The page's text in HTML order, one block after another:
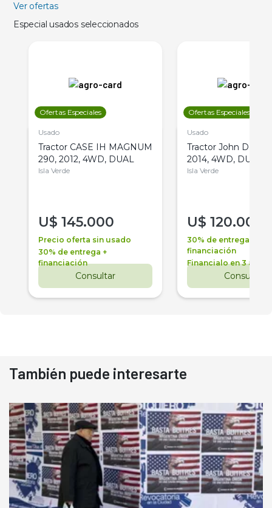
Ver ofertas
Especial usados seleccionados
Ofertas Especiales
Usado
Tractor CASE IH MAGNUM
290, 2012, 4WD, DUAL
Isla Verde
U$ 145.000
Precio oferta sin usado
30% de entrega +
financiación
Consultar
Ofertas Especiales
Usado
Tractor John Deere
2014, 4WD, DUAL
Isla Verde
U$ 120.000
30% de entrega +
financiación
Financialo en 3 años
Consultar
También puede interesarte